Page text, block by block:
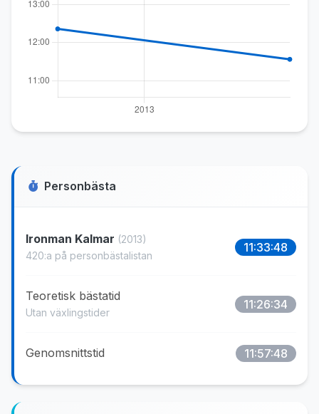
Personbästa
Ironman Kalmar (2013)
420:a på personbästalistan
11:33:48
Teoretisk bästatid
Utan växlingstider
11:26:34
Genomsnittstid 11:57:48